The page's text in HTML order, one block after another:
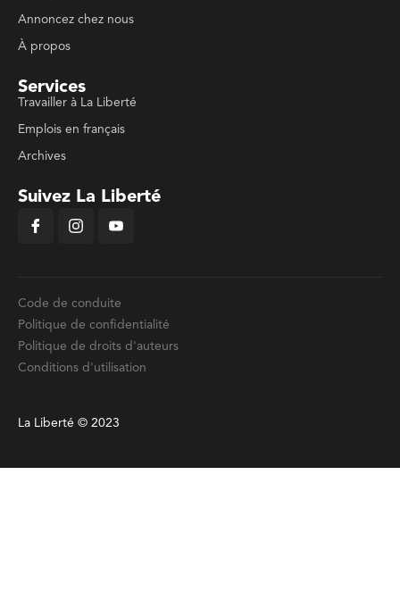
Annoncez chez nous
À propos
Services
Travailler à La Liberté
Emplois en français
Archives
Suivez La Liberté
Code de conduite
Politique de confidentialité
Politique de droits d'auteurs
Conditions d'utilisation
La Liberté © 2023